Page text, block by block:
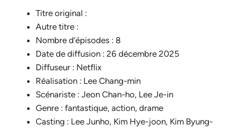
Titre original :
Autre titre :
Nombre d’épisodes : 8
Date de diffusion : 26 décembre 2025
Diffuseur : Netflix
Réalisation : Lee Chang-min
Scénariste : Jeon Chan-ho, Lee Je-in
Genre : fantastique, action, drame
Casting : Lee Junho, Kim Hye-joon, Kim Byung-